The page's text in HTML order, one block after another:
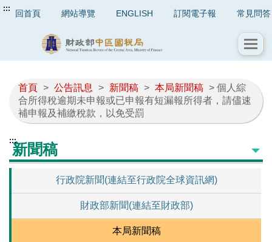
::: 回首頁 網站導覽 ENGLISH 訂閱電子報 常見問答
首頁 > 公告訊息 > 新聞稿 > 本局新聞稿 > 個人綜
合所得稅逾期未申報或已申報有短漏報所得者，請儘速
補申報及補繳稅款，以免受罰
:::新聞稿
行政院新聞(連結至行政院全球資訊網)
財政部新聞(連結至財政部)
本局新聞稿